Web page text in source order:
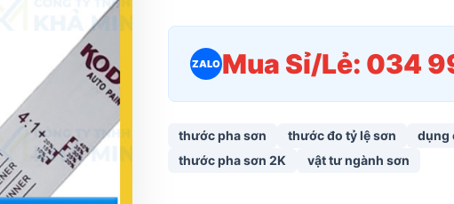
ZALO Mua Sỉ/Lẻ: 034
thước pha sơn thước đo tỷ lệ sơn
dụng
thước pha sơn 2K
vật tư ngành sơn